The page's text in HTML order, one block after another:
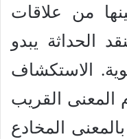
من علاقات
الحداثة يبدو
الاستكشاف
المعنى القريب
المخادع